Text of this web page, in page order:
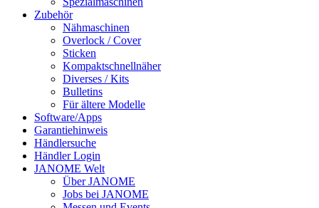
Zubehör
Nähmaschinen
Overlock / Cover
Sticken
Kompaktschnellnäher
Diverses / Kits
Bulletins
Für ältere Modelle
Software/Apps
Garantiehinweis
Händlersuche
Händler Login
JANOME Welt
Über JANOME
Jobs bei JANOME